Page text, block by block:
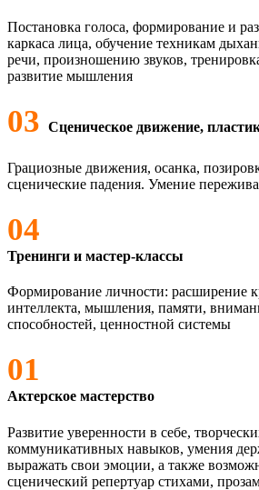
Постановка голоса, формирование и
каркаса лица, обучение техникам
речи, произношению звуков,
развитие мышления
03 Сценическое движение,
Грациозные движения, осанка,
сценические падения. Умение
04
Тренинги и мастер-классы
Формирование личности: расширение
интеллекта, мышления, памяти,
способностей, ценностной системы
01
Актерское мастерство
Развитие уверенности в себе,
коммуникативных навыков, умения
выражать свои эмоции, а также
сценический репертуар стихами,